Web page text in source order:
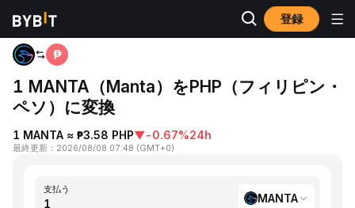
登録
ホーム MANTA to PHP
1 MANTA（Manta）をPHP（フィリピン・
ペソ）に変換
1 MANTA ≈ ₱3.58 PHP▼-0.67%24h
最終更新 ： 2026/08/08 07:48 (GMT+0)
支払う
MANTA